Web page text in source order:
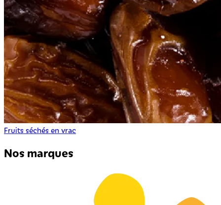
Fruits séchés en vrac
Nos marques